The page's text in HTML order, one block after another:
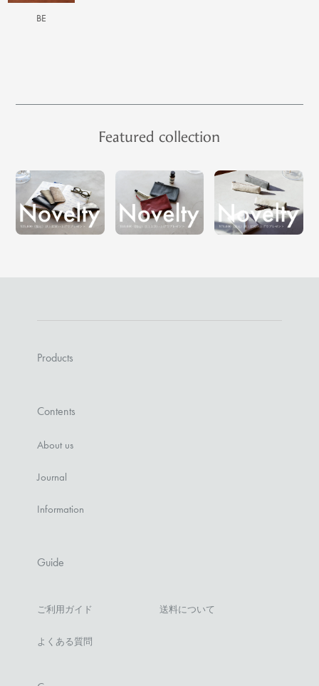
BE
Featured collection
Products
Contents
About us
Journal
Information
Guide
ご利用ガイド 送料について
よくある質問